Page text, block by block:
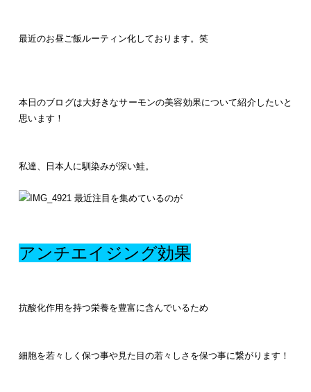
最近のお昼ご飯ルーティン化しております。笑
本日のブログは大好きなサーモンの美容効果について紹介したいと
思います！
私達、日本人に馴染みが深い鮭。
最近注目を集めているのが
アンチエイジング効果
抗酸化作用を持つ栄養を豊富に含んでいるため
細胞を若々しく保つ事や見た目の若々しさを保つ事に繋がります！